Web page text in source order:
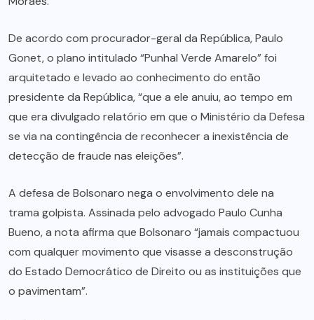
De acordo com procurador-geral da República, Paulo
Gonet, o plano intitulado “Punhal Verde Amarelo” foi
arquitetado e levado ao conhecimento do então
presidente da República, “que a ele anuiu, ao tempo em
que era divulgado relatório em que o Ministério da Defesa
se via na contingência de reconhecer a inexistência de
detecção de fraude nas eleições”.
A defesa de Bolsonaro nega o envolvimento dele na
trama golpista. Assinada pelo advogado Paulo Cunha
Bueno, a nota afirma que Bolsonaro “jamais compactuou
com qualquer movimento que visasse a desconstrução
do Estado Democrático de Direito ou as instituições que
o pavimentam”.